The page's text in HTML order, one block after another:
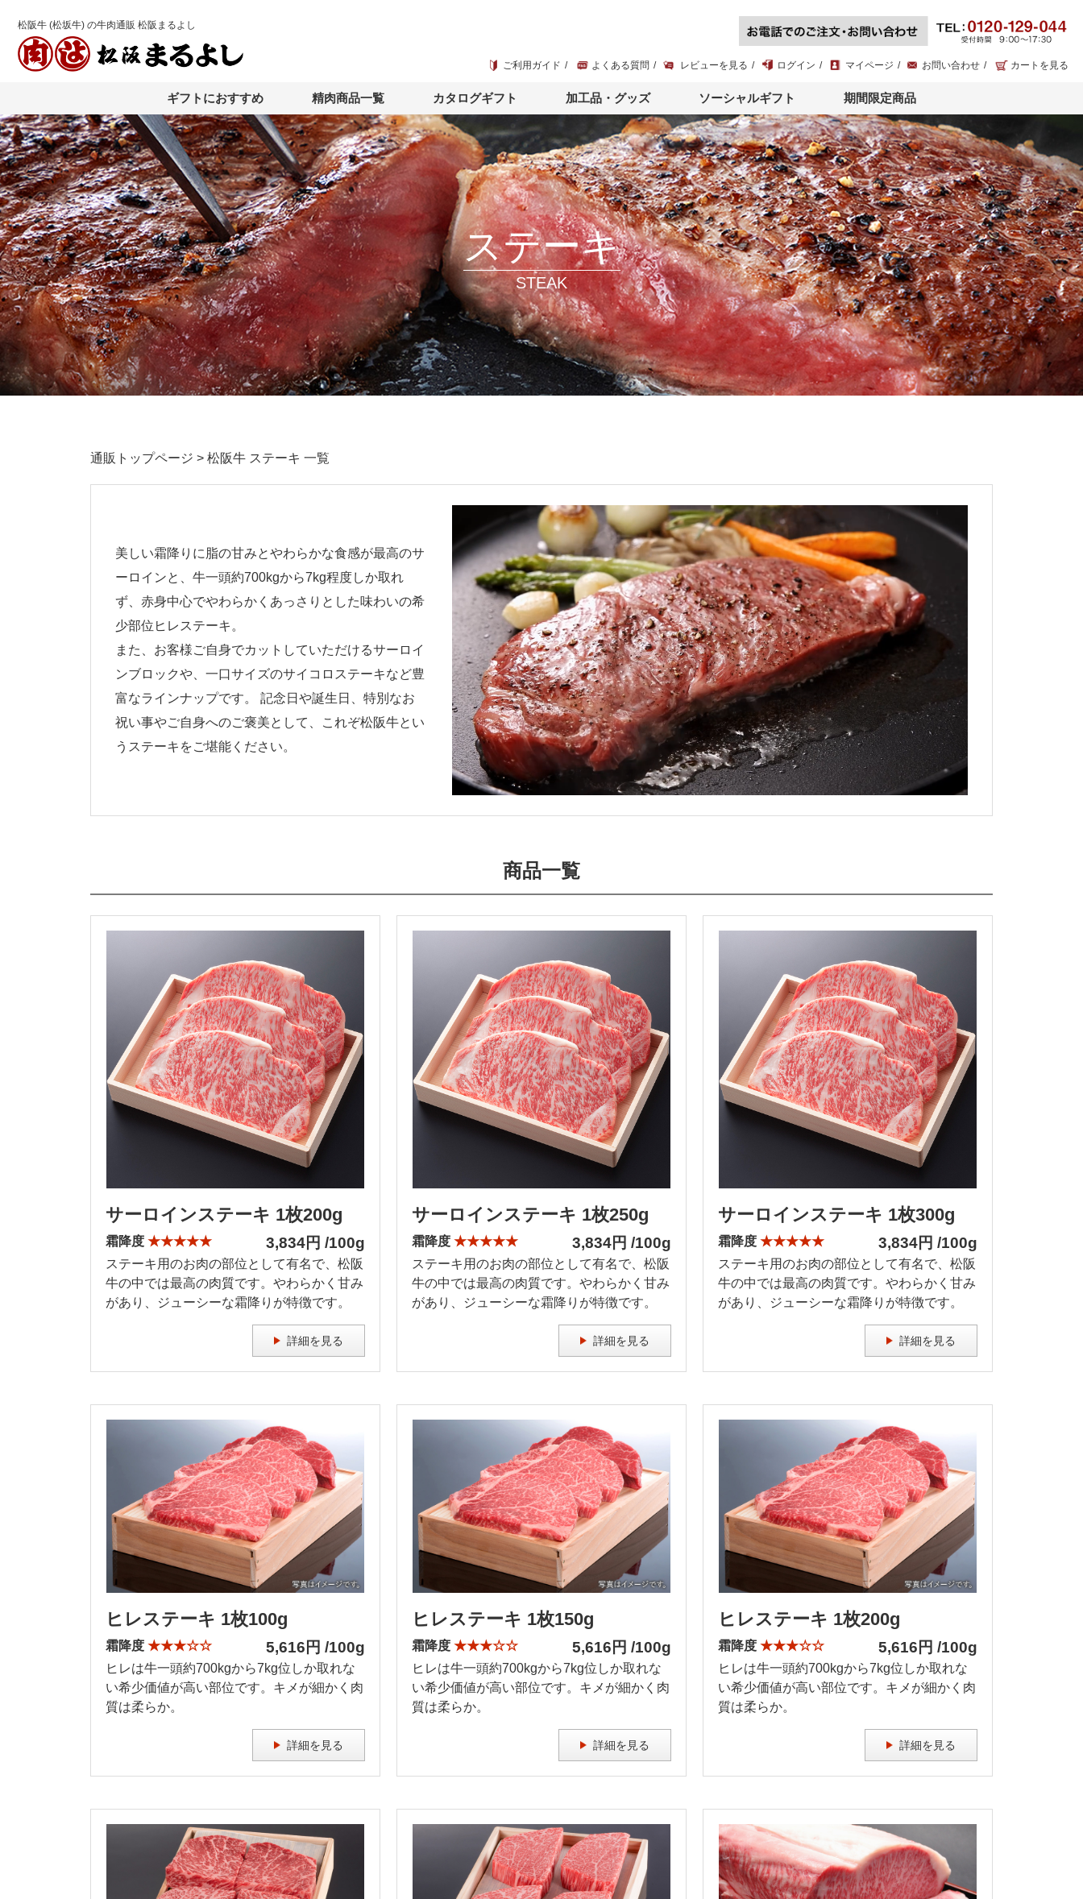
松阪牛 (松坂牛) の牛肉通販 松阪まるよし
ご利用ガイド よくある質問 レビューを見る ログイン マイページ お問い合わせ カートを見る
ギフトにおすすめ 精肉商品一覧 カタログギフト 加工品・グッズ ソーシャルギフト 期間限定商品
ステーキ
STEAK
通販トップページ > 松阪牛 ステーキ 一覧
美しい霜降りに脂の甘みとやわらかな食感が最高のサ
ーロインと、牛一頭約700kgから7kg程度しか取れ
ず、赤身中心でやわらかくあっさりとした味わいの希
少部位ヒレステーキ。
また、お客様ご自身でカットしていただけるサーロイ
ンブロックや、一口サイズのサイコロステーキなど豊
富なラインナップです。 記念日や誕生日、特別なお
祝い事やご自身へのご褒美として、これぞ松阪牛とい
うステーキをご堪能ください。
商品一覧
サーロインステーキ 1枚200g
霜降度 ★★★★★ 3,834円 /100g
ステーキ用のお肉の部位として有名で、松阪
牛の中では最高の肉質です。やわらかく甘み
があり、ジューシーな霜降りが特徴です。
詳細を見る
サーロインステーキ 1枚250g
霜降度 ★★★★★ 3,834円 /100g
ステーキ用のお肉の部位として有名で、松阪
牛の中では最高の肉質です。やわらかく甘み
があり、ジューシーな霜降りが特徴です。
詳細を見る
サーロインステーキ 1枚300g
霜降度 ★★★★★ 3,834円 /100g
ステーキ用のお肉の部位として有名で、松阪
牛の中では最高の肉質です。やわらかく甘み
があり、ジューシーな霜降りが特徴です。
詳細を見る
ヒレステーキ 1枚100g
霜降度 ★★★☆☆ 5,616円 /100g
ヒレは牛一頭約700kgから7kg位しか取れな
い希少価値が高い部位です。キメが細かく肉
質は柔らか。
詳細を見る
ヒレステーキ 1枚150g
霜降度 ★★★☆☆ 5,616円 /100g
ヒレは牛一頭約700kgから7kg位しか取れな
い希少価値が高い部位です。キメが細かく肉
質は柔らか。
詳細を見る
ヒレステーキ 1枚200g
霜降度 ★★★☆☆ 5,616円 /100g
ヒレは牛一頭約700kgから7kg位しか取れな
い希少価値が高い部位です。キメが細かく肉
質は柔らか。
詳細を見る